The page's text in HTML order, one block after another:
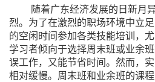
随着广东经济发展的日新月异
烈。为了在激烈的职场环境中立
的空闲时间参加各类技能培训，
学习者倾向于选择周末班或业余
误工作，又能节省时间。然而，
相对缓慢。周末班和业余班的课